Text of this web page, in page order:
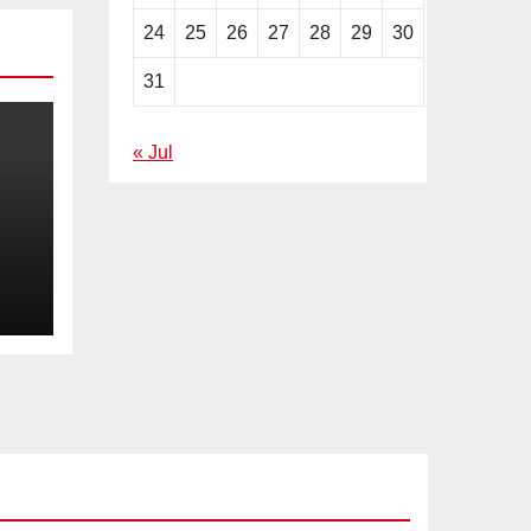
24 25 26 27 28 29 30
31
« Jul